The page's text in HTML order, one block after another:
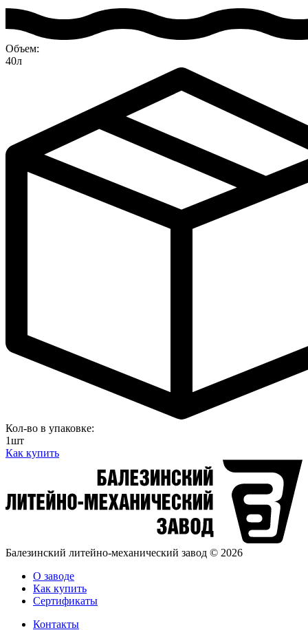
Объем:
40л
Кол-во в упаковке:
1шт
Как купить
Балезинский литейно-механический завод © 2026
О заводе
Как купить
Сертификаты
Контакты